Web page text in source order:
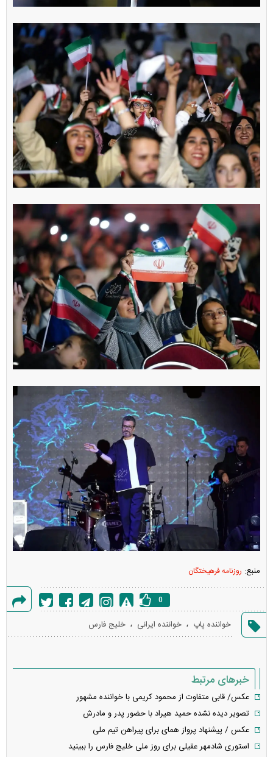
منبع: روزنامه فرهیختگان
گزارش
خطا
0
خواننده پاپ ، خواننده ایرانی ، خلیج فارس
خبرهای مرتبط
عکس/ قابی متفاوت از محمود کریمی با خواننده مشهور
تصویر دیده نشده حمید هیراد با حضور پدر و مادرش
عکس / پیشنهاد پرواز همای برای پیراهن تیم ملی
استوری شادمهر عقیلی برای روز ملی خلیج فارس را ببینید